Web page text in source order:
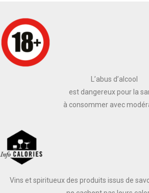
L’abus d’alcool
est dangereux pour la
à consommer avec
Vins et spiritueux des produits issus de